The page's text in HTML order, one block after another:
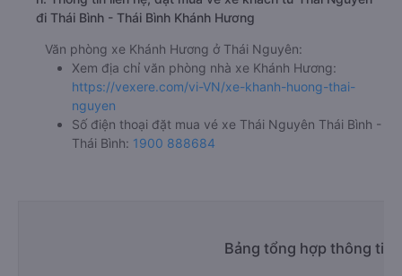
đi Thái Bình - Thái Bình Khánh Hương
Văn phòng xe Khánh Hương ở Thái Nguyên:
Xem địa chỉ văn phòng nhà xe Khánh Hương:
https://vexere.com/vi-VN/xe-khanh-huong-thai-
nguyen
Số điện thoại đặt mua vé xe Thái Nguyên Thái Bình -
Thái Bình: 1900 888684
Bảng tổng hợp thông tin